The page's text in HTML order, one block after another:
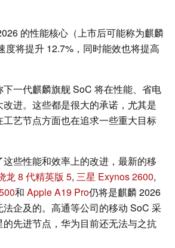
的性能核心（上市后可能称为麒麟
度将提升 12.7%，同时能效也将提高
一代麒麟旗舰 SoC 将在性能、省电
进。这些都是很大的承诺，尤其是
艺节点方面也在追求一些重大目标
些性能和效率上的改进，最新的移
龙 8 代精英版 5, 三星 Exynos 2600,
和 Apple A19 Pro仍将是麒麟 2026
企及的。高通等公司的移动 SoC 采
先进节点，华为目前还无法与之抗